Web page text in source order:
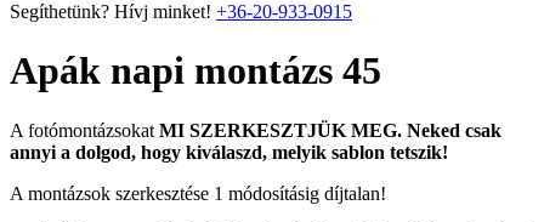
Segíthetünk? Hívj minket! +36-20-933-0915
Apák napi montázs 45
A fotómontázsokat MI SZERKESZTJÜK MEG. Neked csak
annyi a dolgod, hogy kiválaszd, melyik sablon tetszik!
A montázsok szerkesztése 1 módosításig díjtalan!